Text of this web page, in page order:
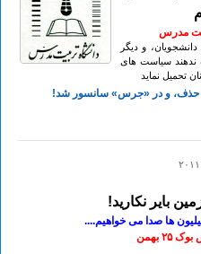
مدرس
دانشجویان، و دیگر
ندهند سیاست های
تحمیل نماید
حذف، و در «جرس» سانسور شد!
بایر نکارید!
ها صدا می خواهیم....
بهمن